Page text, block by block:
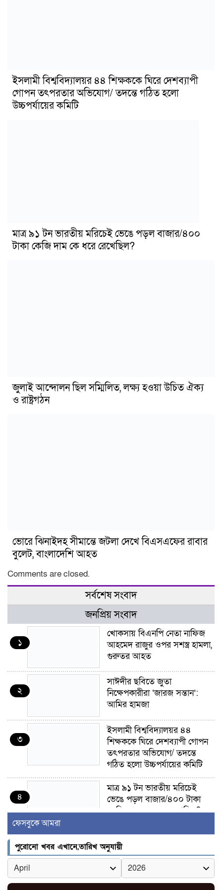
ইসলামী বিশ্ববিদ্যালয়র ৪৪ শিক্ষককে ঘিরে দেশব্যাপী
গোপন তৎপরতার অভিযোগ/ তদন্তে গঠিত হলো
উচ্চপর্যায়ের কমিটি
মাত্র ৯১ টন ভারতীয় মরিচেই ভেঙে পড়ল বাজার/৪০০
টাকা কেজি দাম কে ধরে রেখেছিল?
জুলাই আন্দোলন ছিল সম্মিলিত, লক্ষ্য হওয়া উচিত ঐক্য
ও রাষ্ট্রগঠন
ভোরে ঝিনাইদহ সীমান্তে জটলা দেখে বিএসএফের রাবার
বুলেট, বাংলাদেশি আহত
Comments are closed.
সর্বশেষ সংবাদ
জনপ্রিয় সংবাদ
১
খোকসায় বিএনপি নেতা নাফিজ
আহমেদ রাজুর ওপর সশস্ত্র হামলা,
গুরুতর আহত
২
সাঈদীর ছবিতে জুতা
নিক্ষেপকারীরা ‘জারজ সন্তান’:
আমির হামজা
৩
ইসলামী বিশ্ববিদ্যালয়র ৪৪
শিক্ষককে ঘিরে দেশব্যাপী গোপন
তৎপরতার অভিযোগ/ তদন্তে
গঠিত হলো উচ্চপর্যায়ের কমিটি
৪
মাত্র ৯১ টন ভারতীয় মরিচেই
ভেঙে পড়ল বাজার/৪০০ টাকা
কেজি দাম কে ধরে রেখেছিল?
৫
জুলাই আন্দোলন ছিল সম্মিলিত,
লক্ষ্য হওয়া উচিত ঐক্য ও
রাষ্ট্রগঠন
ভোরে ঝিনাইদহ সীমান্তে জটলা
ফেসবুকে আমরা
পুরোনো খবর এখানে,তারিখ অনুযায়ী